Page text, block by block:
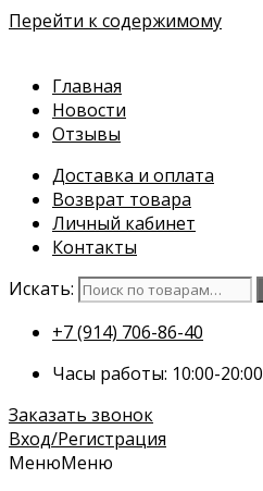
Перейти к содержимому
Главная
Новости
Отзывы
Доставка и оплата
Возврат товара
Личный кабинет
Контакты
Искать:
+7 (914) 706-86-40
Часы работы: 10:00-20:00
Заказать звонок
Вход/Регистрация
МенюМеню